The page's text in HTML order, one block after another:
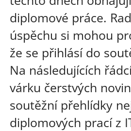
diplomové práce.
úspěchu si mohou
že se přihlásí do
Na následujících
várku čerstvých
soutěžní přehlídky
diplomových prací z